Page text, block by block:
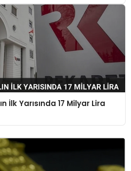
İlk Yarısında 17 Milyar Lira